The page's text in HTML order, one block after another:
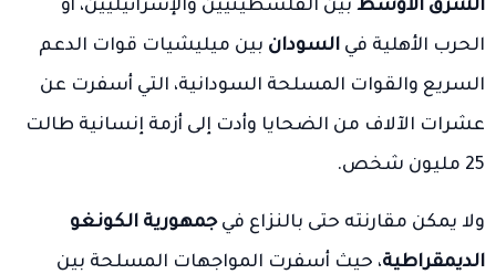
الشرق الأوسط بين الفلسطينيين والإسرائيليين، أو
الحرب الأهلية في السودان بين ميليشيات قوات الدعم
السريع والقوات المسلحة السودانية، التي أسفرت عن
عشرات الآلاف من الضحايا وأدت إلى أزمة إنسانية طالت
25 مليون شخص.
ولا يمكن مقارنته حتى بالنزاع فيجمهورية الكونغو
الديمقراطية، حيث أسفرت المواجهات المسلحة بين